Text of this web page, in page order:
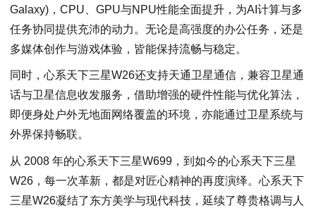
Galaxy)，CPU、GPU与NPU性能全面提升，为AI计算与多
任务协同提供充沛的动力。无论是高强度的办公任务，还是
多媒体创作与游戏体验，皆能保持流畅与稳定。
同时，心系天下三星W26还支持天通卫星通信，兼容卫星通
话与卫星信息收发服务，借助增强的硬件性能与优化算法，
即便身处户外无地面网络覆盖的环境，亦能通过卫星系统与
外界保持畅联。
从 2008 年的心系天下三星W699，到如今的心系天下三星
W26，每一次革新，都是对匠心精神的再度演绎。心系天下
三星W26凝结了东方美学与现代科技，延续了尊贵格调与人